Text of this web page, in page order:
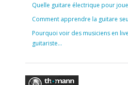
Quelle guitare électrique pour
Comment apprendre la guitare
Pourquoi voir des musiciens en
guitariste…